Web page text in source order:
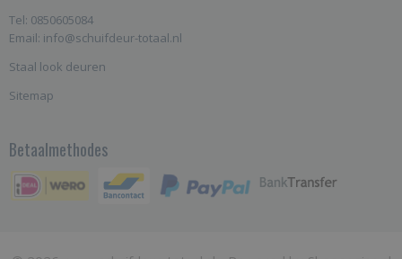
Tel: 0850605084
Email: info@schuifdeur-totaal.nl
Staal look deuren
Sitemap
Betaalmethodes